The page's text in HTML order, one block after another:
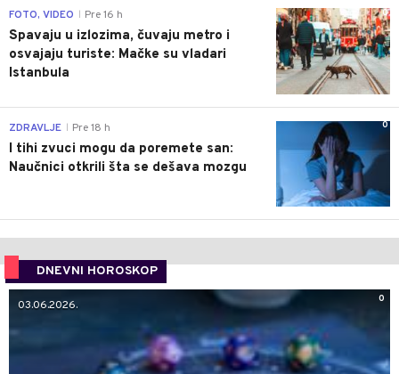
0
FOTO, VIDEO Pre 16 h
Spavaju u izlozima, čuvaju metro i
osvajaju turiste: Mačke su vladari
Istanbula
0
ZDRAVLJE Pre 18 h
I tihi zvuci mogu da poremete san:
Naučnici otkrili šta se dešava mozgu
DNEVNI HOROSKOP
0
03.06.2026.